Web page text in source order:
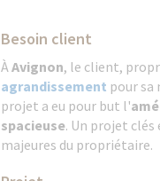
Besoin client
ÀAvignon, le client,
agrandissement pour sa
projet a eu pour but l'
spacieuse. Un projet
majeures du propriétaire.